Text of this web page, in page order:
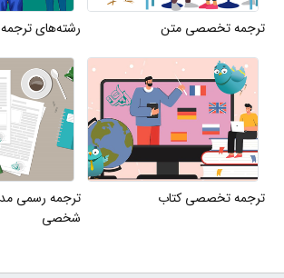
ترجمه تخصصی متن رشته‌های
ترجمه تخصصی کتاب
ترجمه رسمی
شخصی